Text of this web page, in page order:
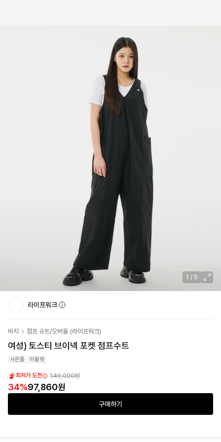
1 / 5
라이프워크
바지 점프 슈트/오버올 (라이프워크)
여성) 토스티 브이넥 포켓 점프수트
사은품 아울렛
최저가 도전 149,000원
34%97,860원
구매하기